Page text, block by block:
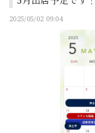
2025/05/02 09:04